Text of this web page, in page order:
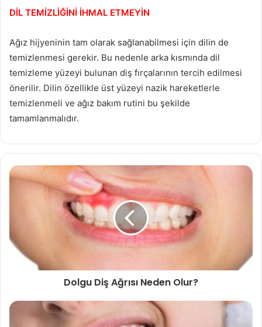
DİL TEMİZLİĞİNİ İHMAL ETMEYİN
Ağız hijyeninin tam olarak sağlanabilmesi için dilin de
temizlenmesi gerekir. Bu nedenle arka kısmında dil
temizleme yüzeyi bulunan diş fırçalarının tercih edilmesi
önerilir. Dilin özellikle üst yüzeyi nazik hareketlerle
temizlenmeli ve ağız bakım rutini bu şekilde
tamamlanmalıdır.
Dolgu Diş Ağrısı Neden Olur?